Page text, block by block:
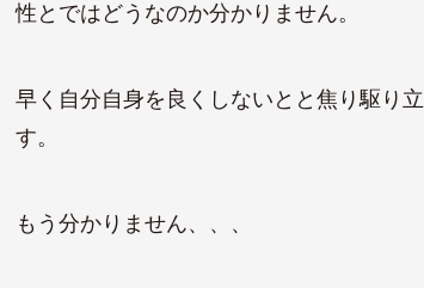
性とではどうなのか分かりません。
早く自分自身を良くしないとと焦り駆り
す。
もう分かりません、、、